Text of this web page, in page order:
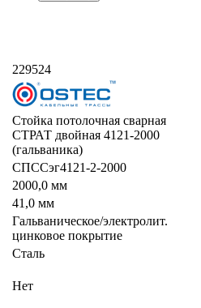
229524
Стойка потолочная сварная
СТРАТ двойная 4121-2000
(гальваника)
СПССэг4121-2-2000
2000,0 мм
41,0 мм
Гальваническое/электролит.
цинковое покрытие
Сталь
Нет